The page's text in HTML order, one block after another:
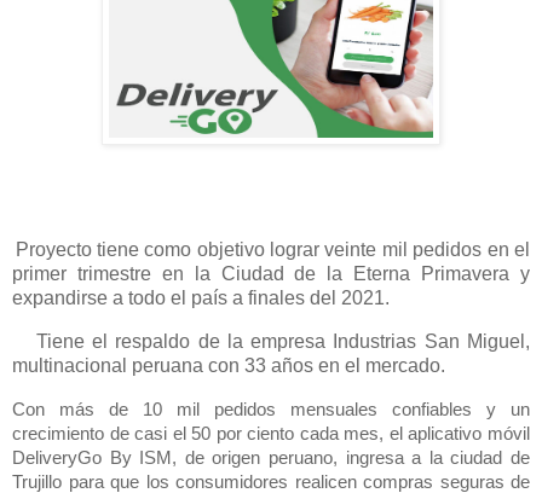
Proyecto tiene como objetivo lograr veinte mil pedidos en el
primer trimestre en la Ciudad de la Eterna Primavera y
expandirse a todo el país a finales del 2021.
Tiene el respaldo de la empresa Industrias San Miguel,
multinacional peruana con 33 años en el mercado.
Con más de 10 mil pedidos mensuales confiables y un
crecimiento de casi el 50 por ciento cada mes, el aplicativo móvil
DeliveryGo By ISM, de origen peruano, ingresa a la ciudad de
Trujillo para que los consumidores realicen compras seguras de